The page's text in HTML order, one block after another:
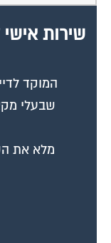
המוקד
שבעלי
מלא את